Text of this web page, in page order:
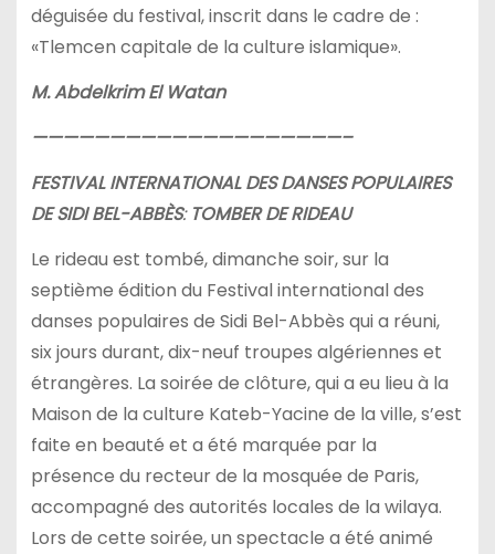
déguisée du festival, inscrit dans le cadre de :
«Tlemcen capitale de la culture islamique».
M. Abdelkrim El Watan
————————————————————–
FESTIVAL INTERNATIONAL DES DANSES POPULAIRES
DE SIDI BEL-ABBÈS: TOMBER DE RIDEAU
Le rideau est tombé, dimanche soir, sur la
septième édition du Festival international des
danses populaires de Sidi Bel-Abbès qui a réuni,
six jours durant, dix-neuf troupes algériennes et
étrangères. La soirée de clôture, qui a eu lieu à la
Maison de la culture Kateb-Yacine de la ville, s’est
faite en beauté et a été marquée par la
présence du recteur de la mosquée de Paris,
accompagné des autorités locales de la wilaya.
Lors de cette soirée, un spectacle a été animé